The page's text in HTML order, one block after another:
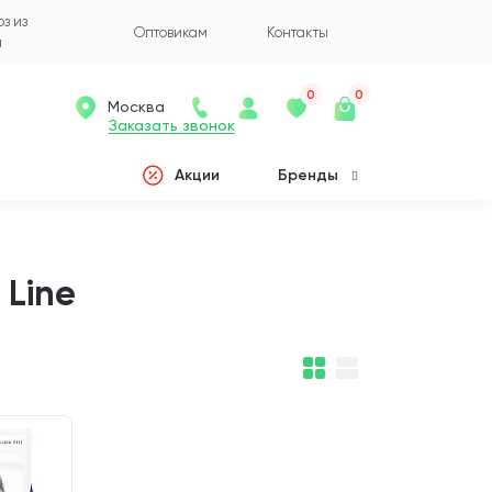
из
Оптовикам Контакты
Заказать звонок
Москва
0 0
Акции Бренды